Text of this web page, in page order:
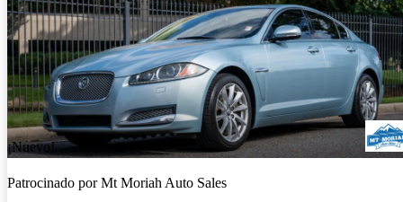
¡Nuevo!
Patrocinado porMt Moriah Auto Sales